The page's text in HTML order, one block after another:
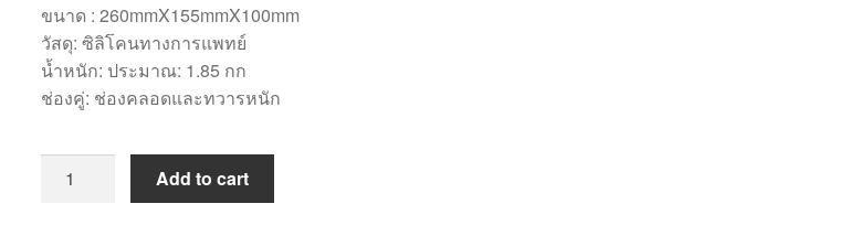
ขนาด : 260mmX155mmX100mm
วัสดุ: ซิลิโคนทางการแพทย์
น้ำหนัก: ประมาณ: 1.85 กก
ช่องคู่: ช่องคลอดและทวารหนัก
Add to cart